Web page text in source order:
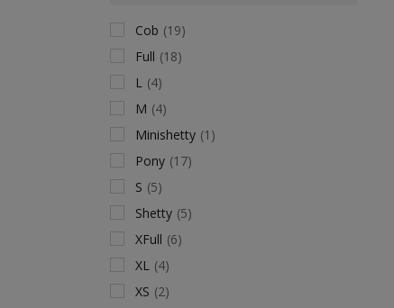
Cob (19)
Full (18)
L (4)
M (4)
Minishetty (1)
Pony (17)
S (5)
Shetty (5)
XFull (6)
XL (4)
XS (2)